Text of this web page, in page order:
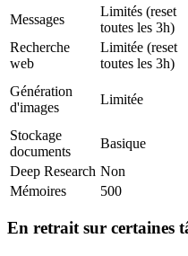
Messages
Limités (reset
toutes les 3h)
Recherche
web
Limitée (reset
toutes les 3h)
Génération
d'images
Limitée
Stockage
documents
Basique
Deep Research Non
Mémoires
500
En retrait sur certaines